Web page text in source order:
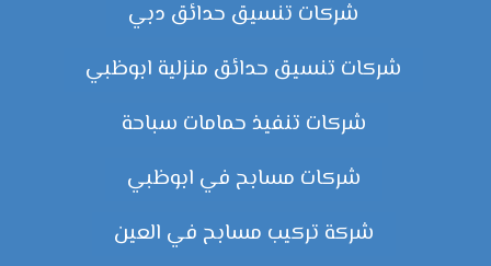
شركات تنسيق حدائق دبي
شركات تنسيق حدائق منزلية ابوظبي
شركات تنفيذ حمامات سباحة
شركات مسابح في ابوظبي
شركة تركيب مسابح في العين